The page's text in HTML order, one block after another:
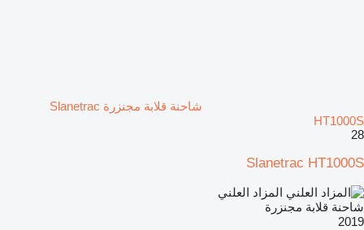
شاحنة قلابة مجنزرة Slanetrac
HT1000S
28
Slanetrac HT1000S
المزاد العلني
شاحنة قلابة مجنزرة
2019